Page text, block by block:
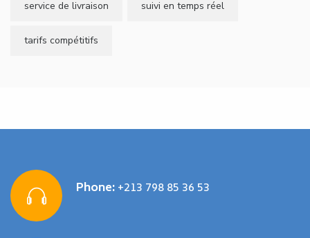
service de livraison suivi en temps réel
tarifs compétitifs
Phone:+213 798 85 36 53